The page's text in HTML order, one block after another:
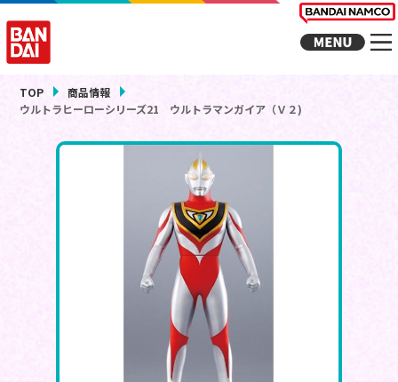
TOP
商品情報
ウルトラヒーローシリーズ21 ウルトラマンガイア（Ｖ２)